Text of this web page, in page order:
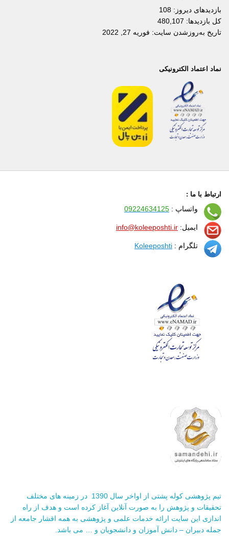
بازدیدهای دیروز: 108
کل بازدیدها: 480,107
تاریخ به‌روزشدن سایت: فوریه 27, 2022
نماد اعتماد الکترونیکی
ارتباط با ما :
واتساپ : 09224634125
ایمیل: info@koleeposhti.ir
تلگرام : Koleeposhti
تیم پژوهشی کوله پشتی از اواخر سال 1390 در زمینه های مختلف
تحقیقات و پژوهش را به صورت آنلاین آغاز کرده است و هدف از راه
اندازی این سایت ارائه خدمات علمی و پژوهشی به همه اقشار جامعه از
جمله دبیران – دانش آموزان و دانشجویان و … می باشد.